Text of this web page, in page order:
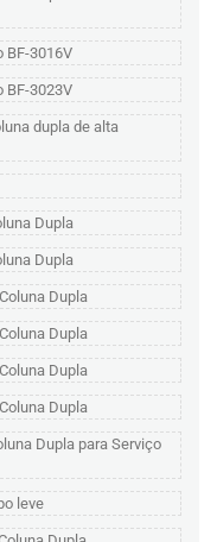
BF-3016V
BF-3023V
dupla de alta
Dupla
Dupla
Dupla
Dupla
Dupla
Dupla
Dupla para Serviço
leve